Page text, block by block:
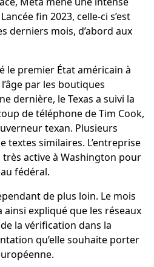
fin 2023, celle-ci s’est
derniers mois, d’abord aux
le premier État américain à
par les boutiques
dernière, le Texas a suivi la
de téléphone de Tim Cook,
texan. Plusieurs
textes similaires. L’entreprise
active à Washington pour
fédéral.
de plus loin. Le mois
ainsi expliqué que les réseaux
la vérification dans la
qu’elle souhaite porter